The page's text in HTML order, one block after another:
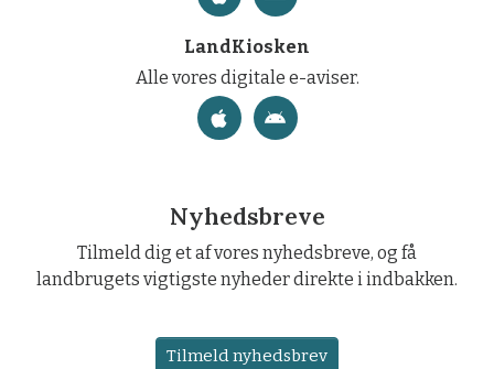
LandKiosken
Alle vores digitale e-aviser.
Nyhedsbreve
Tilmeld dig et af vores nyhedsbreve, og få
landbrugets vigtigste nyheder direkte i indbakken.
Tilmeld nyhedsbrev